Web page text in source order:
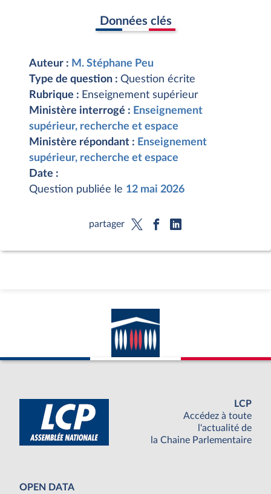
Données clés
Auteur : M. Stéphane Peu
Type de question : Question écrite
Rubrique : Enseignement supérieur
Ministère interrogé : Enseignement
supérieur, recherche et espace
Ministère répondant : Enseignement
supérieur, recherche et espace
Date :
Question publiée le 12 mai 2026
partager
LCP
Accédez à toute
l'actualité de
la Chaine Parlementaire
OPEN DATA